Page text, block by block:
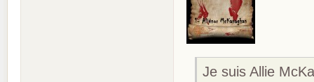
Je suis Allie